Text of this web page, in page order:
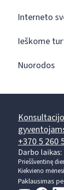
Interneto
Ieškome
Nuorodos
+370 5 260
Darbo laikas:
Prieššventinę
Kiekvieno
Paklausimas